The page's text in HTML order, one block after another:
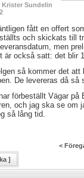
Krister Sundelin
fått en offert
och skickats till
men
är också satt: det blir
så kommer det
De levereras då så
förbeställt Vägar
och jag ska se om
så lång tid.
<
]